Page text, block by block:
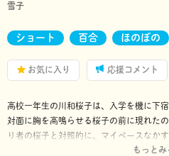
雪子
ショート 百合 ほのぼの
お気に入り 応援コメント
高校一年生の川和桜子は、入学を機に下
対面に胸を高鳴らせる桜子の前に現れた
り者の桜子と対照的に、マイペースなか
が、戸惑いつつも根っからの「お姉ちゃ
もっとみ